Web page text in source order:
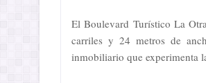
El Boulevard Turístico La
carriles y 24 metros de
inmobiliario que experimenta